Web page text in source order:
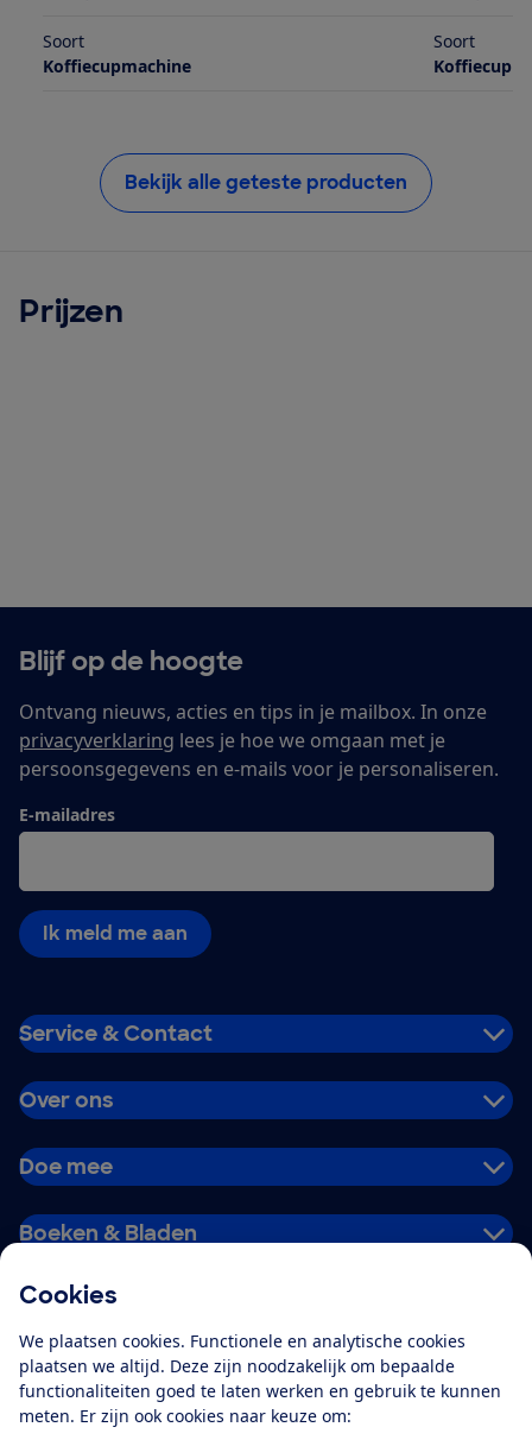
Cookies
We plaatsen cookies. Functionele en analytische cookies
plaatsen we altijd. Deze zijn noodzakelijk om bepaalde
functionaliteiten goed te laten werken en gebruik te kunnen
meten. Er zijn ook cookies naar keuze om:
Soort
Koffiecupmachine
Soort
Bekijk alle geteste producten
Prijzen
Blijf op de hoogte
Ontvang nieuws, acties en tips in je mailbox. In onze
privacyverklaring lees je hoe we omgaan met je
persoonsgegevens en e-mails voor je personaliseren.
E-mailadres
Ik meld me aan
Service & Contact
Over ons
Doe mee
Boeken & Bladen
Alles over de